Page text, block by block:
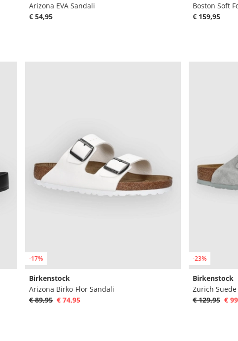
Arizona EVA Sandali
€ 54,95
Boston Soft
€ 159,95
-17%
Birkenstock
Arizona Birko-Flor Sandali
€ 89,95 € 74,95
-23%
Birkenstock
Zürich
€ 129,95 €